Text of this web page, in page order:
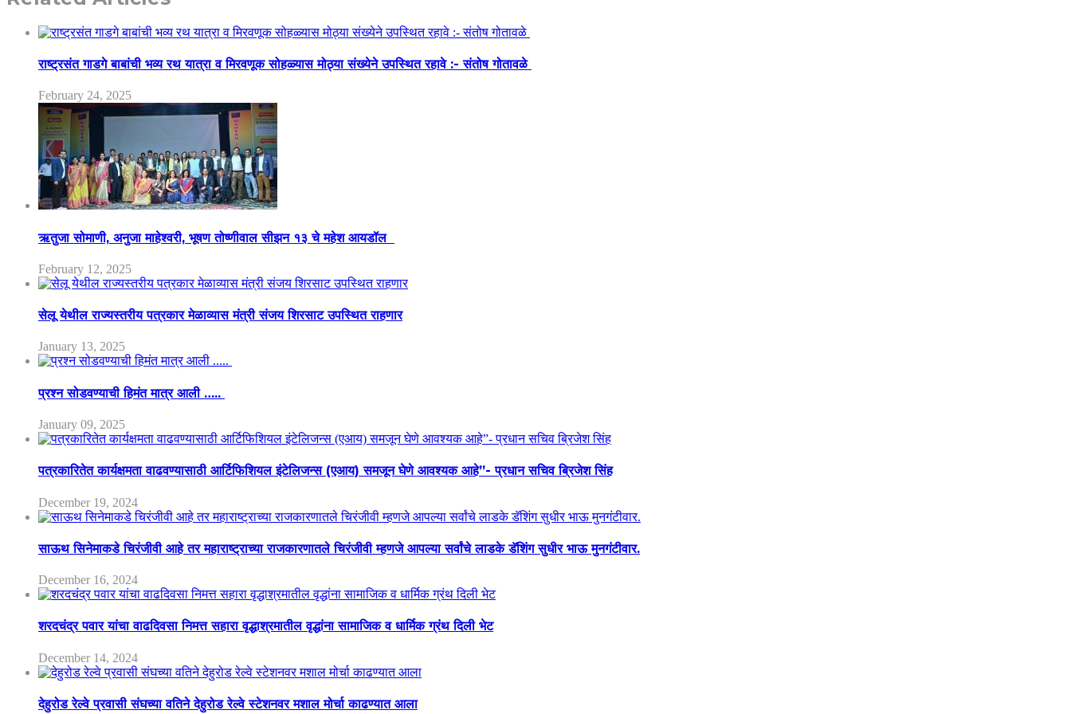
राष्ट्रसंत गाडगे बाबांची भव्य रथ यात्रा व मिरवणूक सोहळ्यास मोठ्या संख्येने उपस्थित रहावे :- संतोष गोतावळे
February 24, 2025
ऋतुजा सोमाणी, अनुजा माहेश्वरी, भूषण तोष्णीवाल सीझन १३ चे महेश आयडॉल
February 12, 2025
सेलू येथील राज्यस्तरीय पत्रकार मेळाव्यास मंत्री संजय शिरसाट उपस्थित राहणार
January 13, 2025
प्रश्न सोडवण्याची हिमंत मात्र आली …..
January 09, 2025
पत्रकारितेत कार्यक्षमता वाढवण्यासाठी आर्टिफिशियल इंटेलिजन्स (एआय) समजून घेणे आवश्यक आहे”- प्रधान सचिव ब्रिजेश सिंह
December 19, 2024
साऊथ सिनेमाकडे चिरंजीवी आहे तर महाराष्ट्राच्या राजकारणातले चिरंजीवी म्हणजे आपल्या सर्वांचे लाडके डॅशिंग सुधीर भाऊ मुनगंटीवार.
December 16, 2024
शरदचंद्र पवार यांचा वाढदिवसा निमत्त सहारा वृद्धाश्रमातील वृद्धांना सामाजिक व धार्मिक ग्रंथ दिली भेट
December 14, 2024
देहुरोड रेल्वे प्रवासी संघच्या वतिने देहुरोड रेल्वे स्टेशनवर मशाल मोर्चा काढण्यात आला